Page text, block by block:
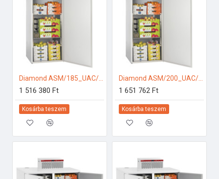
1 516 380 Ft
Kosárba teszem
Diamond ASM/200_UAC/P1-R2 Ipari hűtőkamra
1 651 762 Ft
Kosárba teszem